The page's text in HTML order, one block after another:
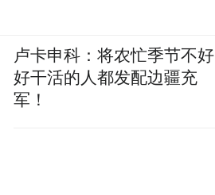
卢卡申科：将农忙季节不好
好干活的人都发配边疆充
军！